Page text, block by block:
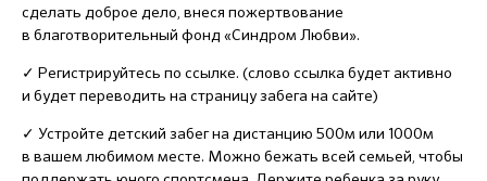
сделать доброе дело, внеся пожертвование
в благотворительный фонд «Синдром Любви».
✓ Регистрируйтесь по ссылке. (слово ссылка будет активно
и будет переводить на страницу забега на сайте)
✓ Устройте детский забег на дистанцию 500м или 1000м
в вашем любимом месте. Можно бежать всей семьей, чтобы